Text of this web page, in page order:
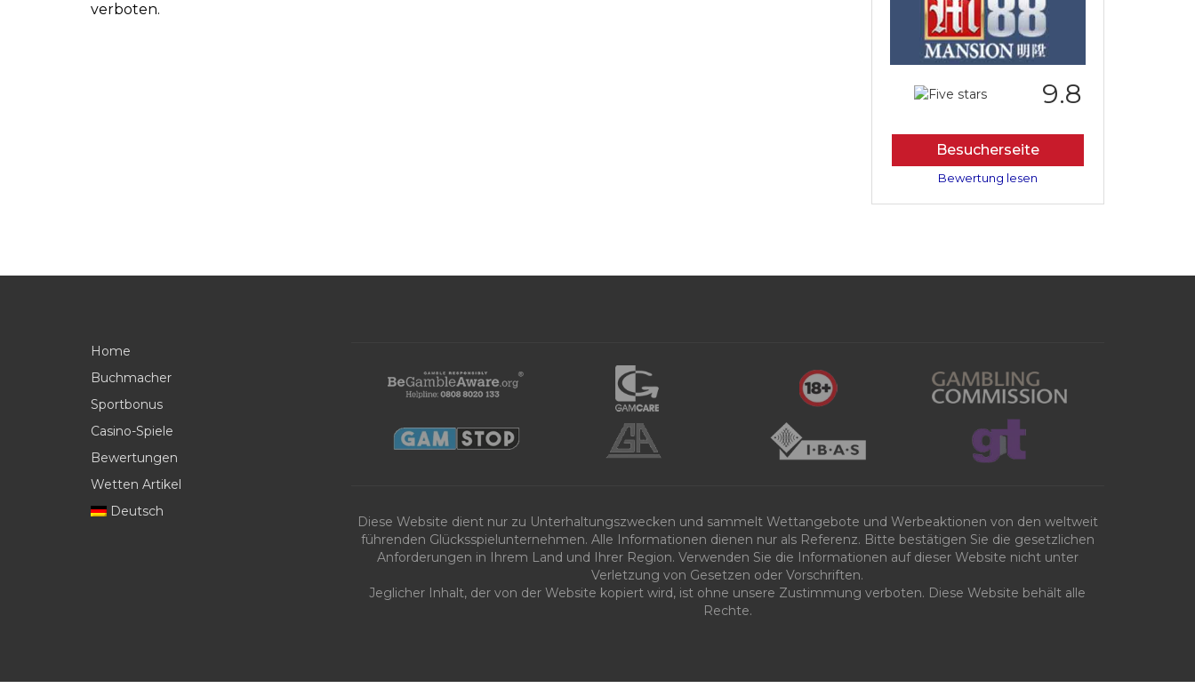
verboten.
9.8
Besucherseite
Bewertung lesen
Home
Buchmacher
Sportbonus
Casino-Spiele
Bewertungen
Wetten Artikel
Deutsch
Diese Website dient nur zu Unterhaltungszwecken und sammelt Wettangebote und Werbeaktionen von den weltweit
führenden Glücksspielunternehmen. Alle Informationen dienen nur als Referenz. Bitte bestätigen Sie die gesetzlichen
Anforderungen in Ihrem Land und Ihrer Region. Verwenden Sie die Informationen auf dieser Website nicht unter
Verletzung von Gesetzen oder Vorschriften.
Jeglicher Inhalt, der von der Website kopiert wird, ist ohne unsere Zustimmung verboten. Diese Website behält alle
Rechte.